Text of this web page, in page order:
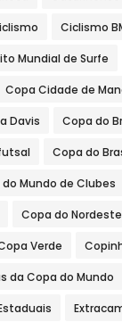
Ciclismo
Mundial de Surfe
Copa Cidade de
Davis Copa do
Copa do
Mundo de Clubes
Copa do Nordeste
Verde
da Copa do Mundo